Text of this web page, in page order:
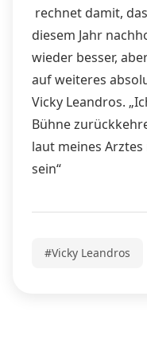
rechnet damit,
diesem Jahr
wieder besser,
auf weiteres
Vicky Leandros.
Bühne
laut meines
sein“
#Vicky Leandros